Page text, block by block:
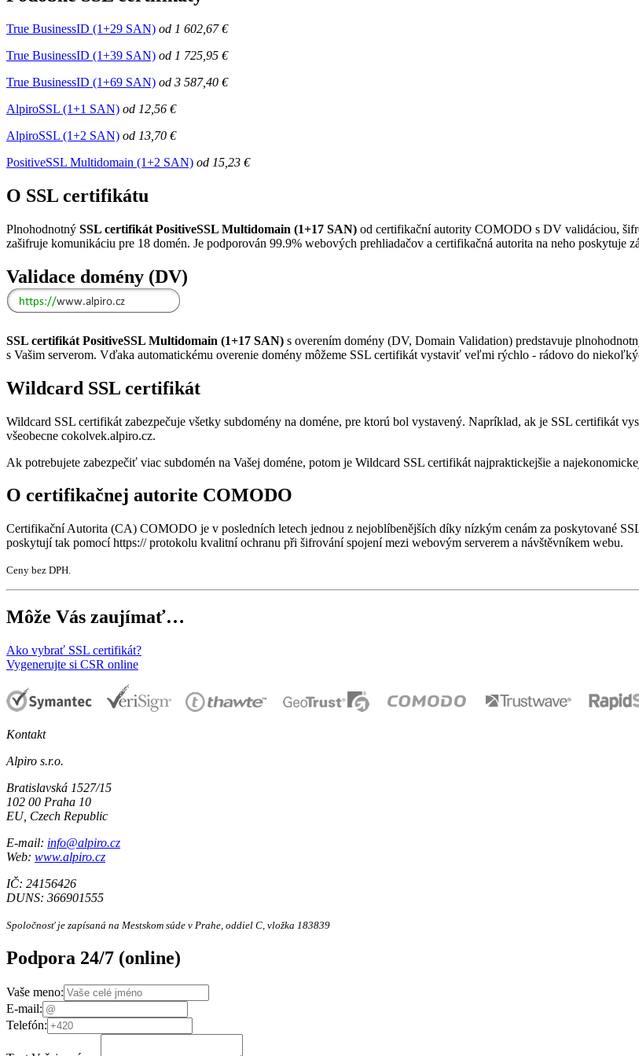
True BusinessID (1+29 SAN) od 1 602,67 €
True BusinessID (1+39 SAN) od 1 725,95 €
True BusinessID (1+69 SAN) od 3 587,40 €
AlpiroSSL (1+1 SAN) od 12,56 €
AlpiroSSL (1+2 SAN) od 13,70 €
PositiveSSL Multidomain (1+2 SAN) od 15,23 €
O SSL certifikátu
Plnohodnotný SSL certifikát PositiveSSL Multidomain (1+17 SAN) od certifikační autority COMODO s DV validáciou,
zašifruje komunikáciu pre 18 domén. Je podporován 99.9% webových prehliadačov a certifikačná autorita na neho poskytuje
Validace domény (DV)
SSL certifikát PositiveSSL Multidomain (1+17 SAN) s overením domény (DV, Domain Validation) predstavuje
s Vašim serverom. Vďaka automatickému overenie domény môžeme SSL certifikát vystaviť veľmi rýchlo - rádovo do
Wildcard SSL certifikát
Wildcard SSL certifikát zabezpečuje všetky subdomény na doméne, pre ktorú bol vystavený. Napríklad, ak je SSL certifikát
všeobecne cokolvek.alpiro.cz.
Ak potrebujete zabezpečiť viac subdomén na Vašej doméne, potom je Wildcard SSL certifikát najpraktickejšie a
O certifikačnej autorite COMODO
Certifikační Autorita (CA) COMODO je v posledních letech jednou z nejoblíbenějších díky nízkým cenám za poskytované
poskytují tak pomocí https:// protokolu kvalitní ochranu při šifrování spojení mezi webovým serverem a návštěvníkem webu.
Ceny bez DPH.
Môže Vás zaujímať…
Ako vybrať SSL certifikát?
Vygenerujte si CSR online
Kontakt
Alpiro s.r.o.
Bratislavská 1527/15
102 00 Praha 10
EU, Czech Republic
E-mail: info@alpiro.cz
Web: www.alpiro.cz
IČ: 24156426
DUNS: 366901555
Spoločnosť je zapísaná na Mestskom súde v Prahe, oddiel C, vložka 183839
Podpora 24/7 (online)
Vaše meno:
E-mail:
Telefón: